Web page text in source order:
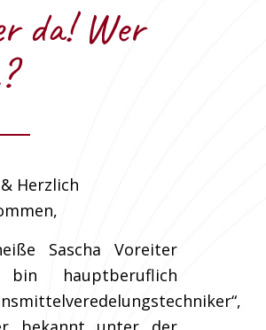
da! Wer
Herzlich
Sascha Voreiter
hauptberuflich